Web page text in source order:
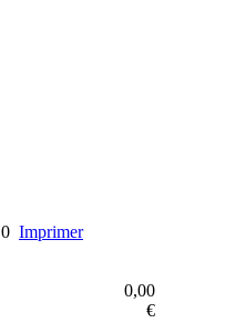
0 Imprimer
0,00
€